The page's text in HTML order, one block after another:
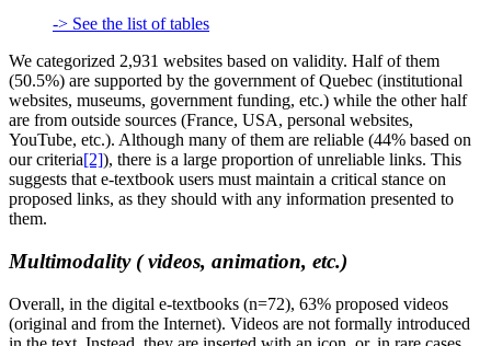
-> See the list of tables
We categorized 2,931 websites based on validity. Half of them
(50.5%) are supported by the government of Quebec (institutional
websites, museums, government funding, etc.) while the other half
are from outside sources (France, USA, personal websites,
YouTube, etc.). Although many of them are reliable (44% based on
our criteria[2]), there is a large proportion of unreliable links. This
suggests that e-textbook users must maintain a critical stance on
proposed links, as they should with any information presented to
them.
Multimodality ( videos, animation, etc.)
Overall, in the digital e-textbooks (n=72), 63% proposed videos
(original and from the Internet). Videos are not formally introduced